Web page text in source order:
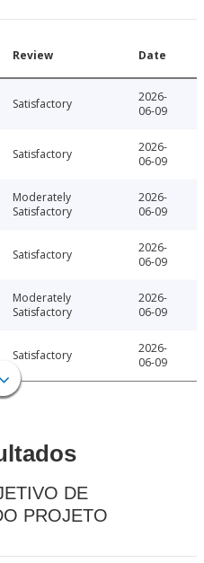
Review Date
Satisfactory
2026-
06-09
Satisfactory
2026-
06-09
Moderately
Satisfactory
2026-
06-09
Satisfactory
2026-
06-09
Moderately
Satisfactory
2026-
06-09
Satisfactory
2026-
06-09
DE
PROJETO